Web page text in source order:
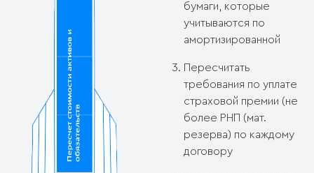
бумаги, которые
учитываются по
амортизированной
Пересчитать
требования по уплате
страховой премии (не
более РНП (мат.
резерва) по каждому
договору